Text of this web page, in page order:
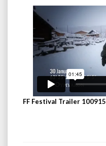
FF Festival Trailer 100915